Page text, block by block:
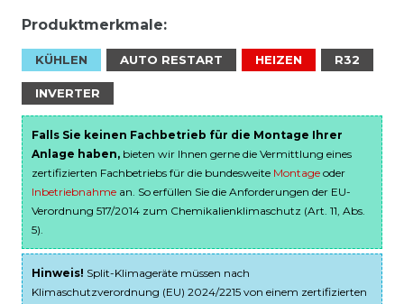
Produktmerkmale:
KÜHLEN AUTO RESTART HEIZEN R32
INVERTER
Falls Sie keinen Fachbetrieb für die Montage Ihrer
Anlage haben, bieten wir Ihnen gerne die Vermittlung eines
zertifizierten Fachbetriebs für die bundesweite Montage oder
Inbetriebnahme an. So erfüllen Sie die Anforderungen der EU-
Verordnung 517/2014 zum Chemikalienklimaschutz (Art. 11, Abs.
5).
Hinweis! Split-Klimageräte müssen nach
Klimaschutzverordnung (EU) 2024/2215 von einem zertifizierten